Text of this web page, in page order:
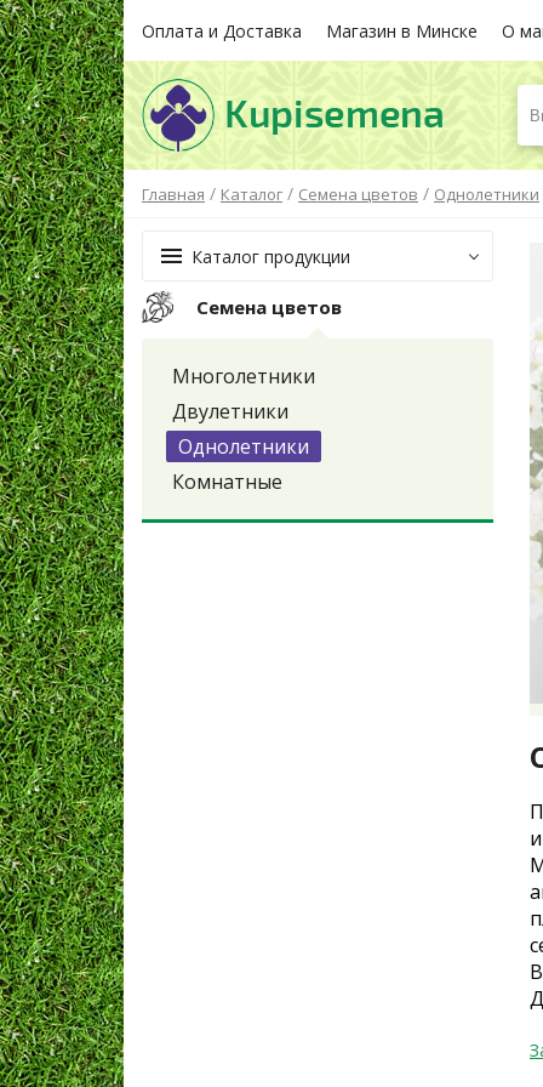
Оплата и Доставка Магазин в Минске О
Главная / Каталог / Семена цветов / Однолетники
Каталог продукции
Семена цветов
Многолетники
Двулетники
Однолетники
Комнатные